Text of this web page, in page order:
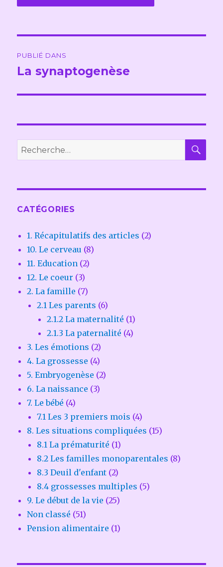
de
PUBLIÉ DANS
La synaptogenèse
Recherche
pour :
CATÉGORIES
1. Récapitulatifs des articles (2)
10. Le cerveau (8)
11. Education (2)
12. Le coeur (3)
2. La famille (7)
2.1 Les parents (6)
2.1.2 La maternalité (1)
2.1.3 La paternalité (4)
3. Les émotions (2)
4. La grossesse (4)
5. Embryogenèse (2)
6. La naissance (3)
7. Le bébé (4)
7.1 Les 3 premiers mois (4)
8. Les situations compliquées (15)
8.1 La prématurité (1)
8.2 Les familles monoparentales (8)
8.3 Deuil d'enfant (2)
8.4 grossesses multiples (5)
9. Le début de la vie (25)
Non classé (51)
Pension alimentaire (1)